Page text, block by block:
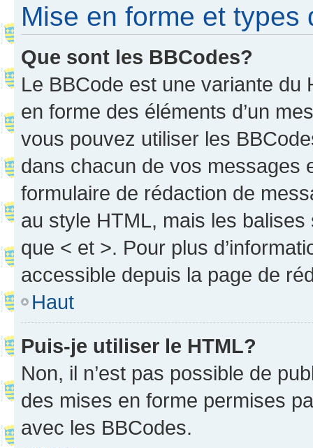
Mise en forme et types
Que sont les BBCodes?
Le BBCode est une variante du
en forme des éléments d’un
vous pouvez utiliser les
dans chacun de vos messages
formulaire de rédaction de
au style HTML, mais les
que < et >. Pour plus
accessible depuis la page de
Haut
Puis-je utiliser le HTML?
Non, il n’est pas possible de
des mises en forme permises
avec les BBCodes.